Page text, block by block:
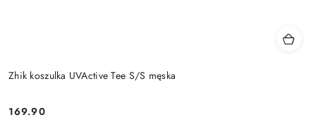
Zhik koszulka UVActive Tee S/S męska
Cena:
169.90